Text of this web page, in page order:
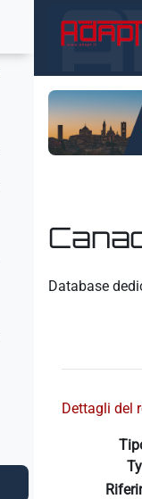
Database
Dettagli del